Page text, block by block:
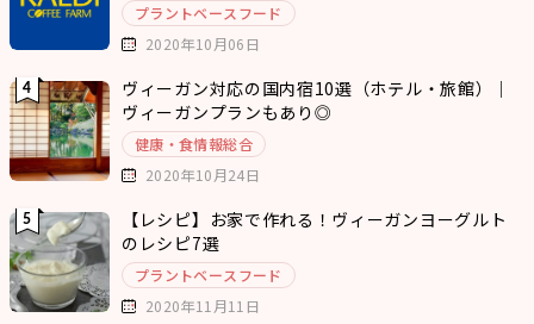
プラントベースフード
2020年10月06日
ヴィーガン対応の国内宿10選（ホテル・旅館）｜
ヴィーガンプランもあり◎
健康・食情報総合
2020年10月24日
【レシピ】お家で作れる！ヴィーガンヨーグルト
のレシピ7選
プラントベースフード
2020年11月11日